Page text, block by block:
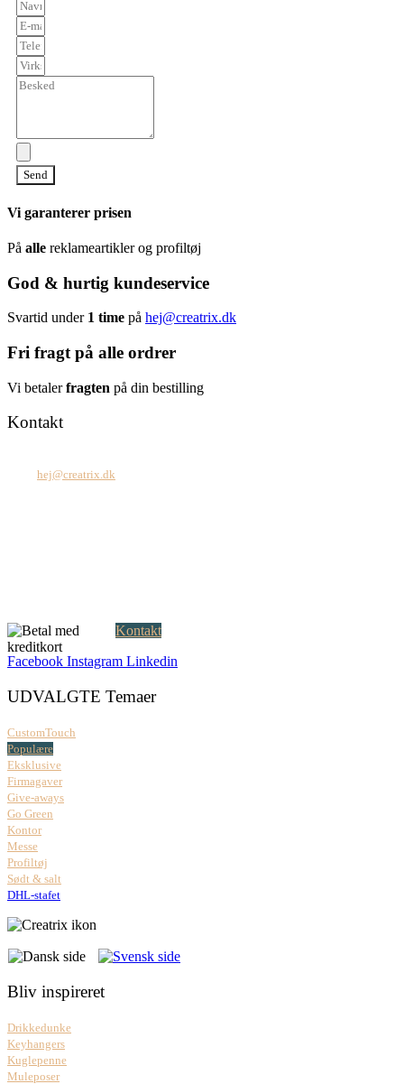
Send
Vi garanterer prisen
På alle reklameartikler og profiltøj
God & hurtig kundeservice
Svartid under 1 time på hej@creatrix.dk
Fri fragt på alle ordrer
Vi betalerfragten på din bestilling
Kontakt
hej@creatrix.dk
Kontakt
Facebook Instagram Linkedin
UDVALGTE Temaer
CustomTouch
Populære
Eksklusive
Firmagaver
Give-aways
Go Green
Kontor
Messe
Profiltøj
Sødt & salt
DHL-stafet
Bliv inspireret
Drikkedunke
Keyhangers
Kuglepenne
Muleposer